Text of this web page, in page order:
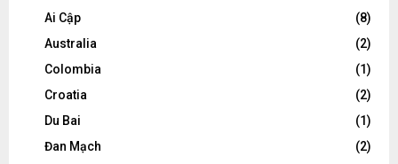
Ai Cập
(8)
Australia
(2)
Colombia
(1)
Croatia
(2)
Du Bai
(1)
Đan Mạch
(2)